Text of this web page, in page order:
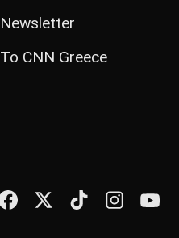
Newsletter
Το CNN Greece